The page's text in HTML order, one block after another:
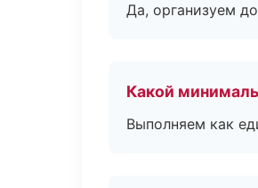
Да, организуем
Какой
Выполняем как